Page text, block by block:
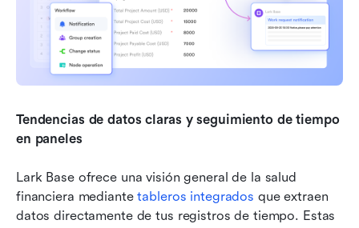
Tendencias de datos claras y seguimiento de tiempo
en paneles
Lark Base ofrece una visión general de la salud
financiera mediante tableros integrados que extraen